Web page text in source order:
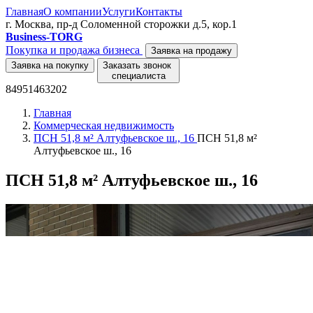
ГлавнаяО компанииУслугиКонтакты
г. Москва, пр-д Соломенной сторожки д.5, кор.1
Business-TORG
Покупка и продажа бизнеса
Заявка на продажу
Заявка на покупку
Заказать звонок
специалиста
84951463202
Главная
Коммерческая недвижимость
ПСН 51,8 м² Алтуфьевское ш., 16 ПСН 51,8 м²
Алтуфьевское ш., 16
ПСН 51,8 м² Алтуфьевское ш., 16